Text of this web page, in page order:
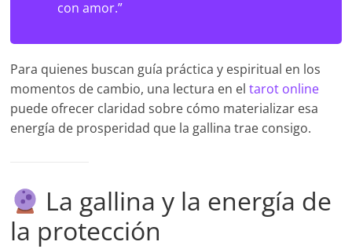
con amor.”
Para quienes buscan guía práctica y espiritual en los
momentos de cambio, una lectura en eltarot online
puede ofrecer claridad sobre cómo materializar esa
energía de prosperidad que la gallina trae consigo.
La gallina y la energía de
la protección